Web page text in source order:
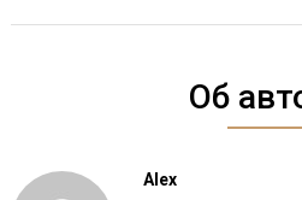
Об
Alex